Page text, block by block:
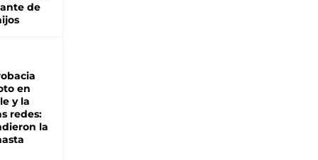
de
en
y la
redes:
la